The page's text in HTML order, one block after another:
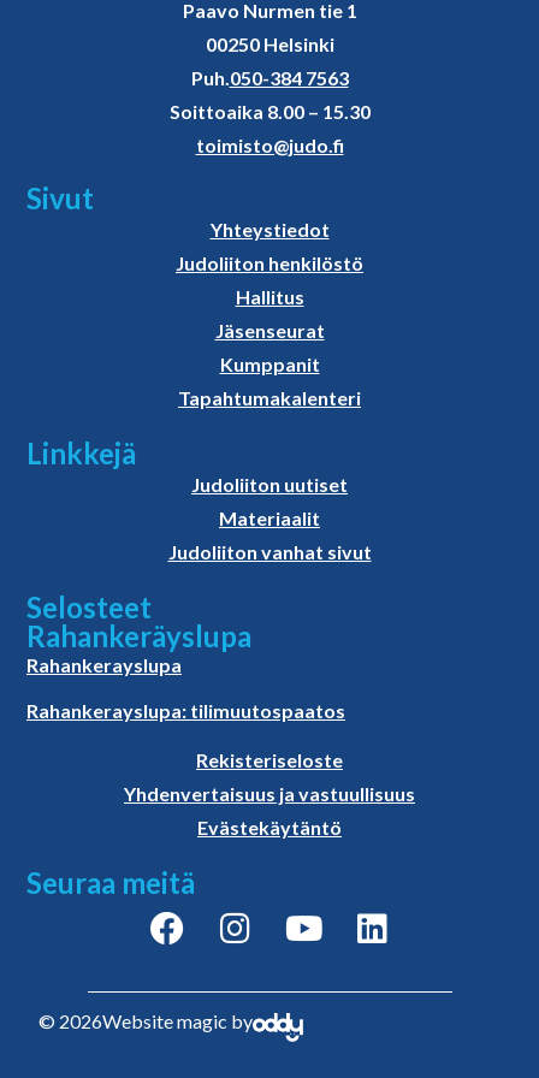
Paavo Nurmen tie 1
00250 Helsinki
Puh. 050-384 7563
Soittoaika 8.00 – 15.30
toimisto@judo.fi
Sivut
Yhteystiedot
Judoliiton henkilöstö
Hallitus
Jäsenseurat
Kumppanit
Tapahtumakalenteri
Linkkejä
Judoliiton uutiset
Materiaalit
Judoliiton vanhat sivut
Selosteet
Rahankeräyslupa
Rahankerayslupa
Rahankerayslupa: tilimuutospaatos
Rekisteriseloste
Yhdenvertaisuus ja vastuullisuus
Evästekäytäntö
Seuraa meitä
© 2026Website magic by